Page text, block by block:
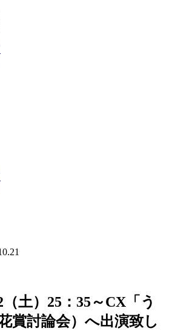
土）25：35～CX「う
賞討論会）へ出演致し